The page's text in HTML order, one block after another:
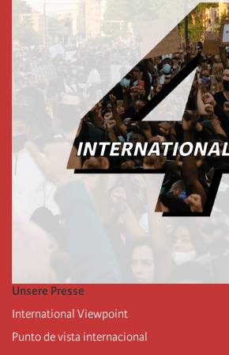
Unsere Presse
International Viewpoint
Punto de vista internacional